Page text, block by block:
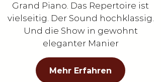
Grand Piano. Das Repertoire ist
vielseitig. Der Sound hochklassig.
Und die Show in gewohnt
eleganter Manier
Mehr Erfahren